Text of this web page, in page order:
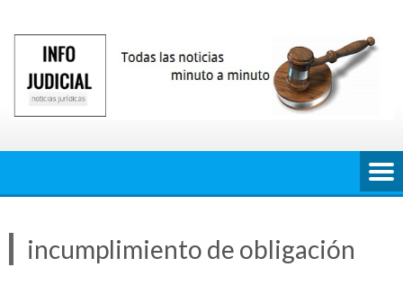
contenido
incumplimiento de obligación